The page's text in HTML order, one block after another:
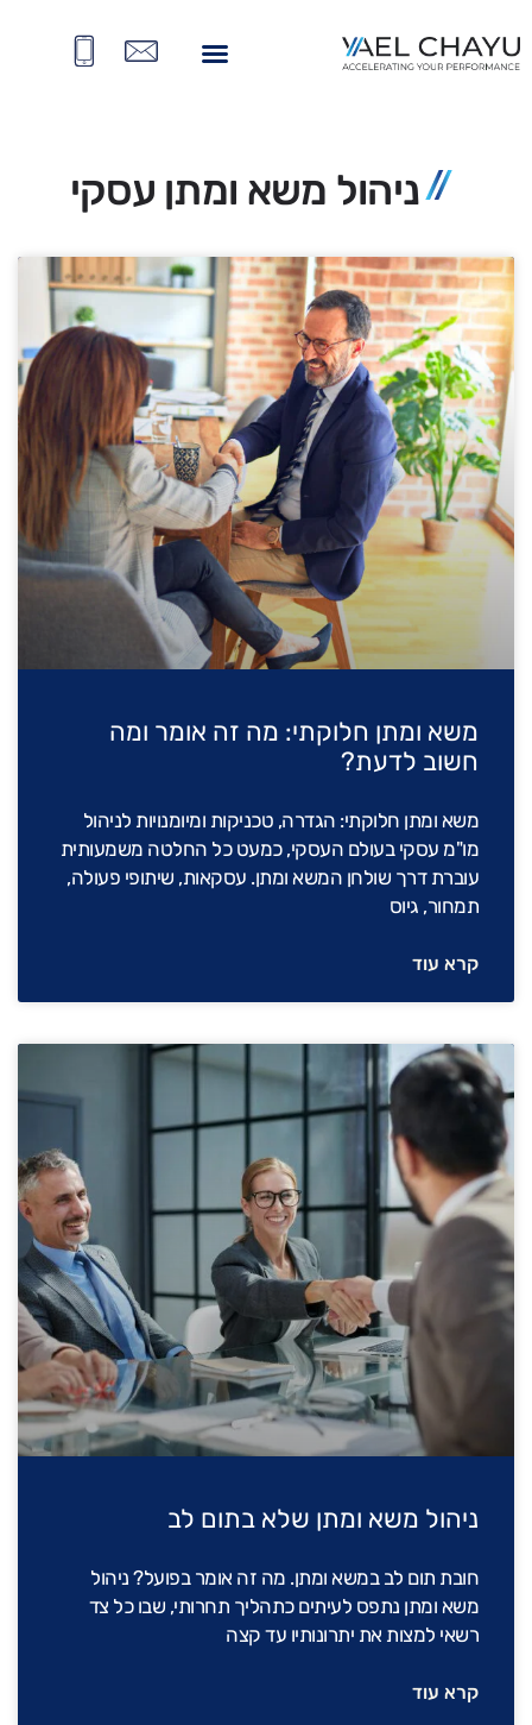
ניהול משא ומתן עסקי
משא ומתן חלוקתי: מה זה אומר ומה
חשוב לדעת?
משא ומתן חלוקתי: הגדרה, טכניקות ומיומנויות לניהול
מו"מ עסקי בעולם העסקי, כמעט כל החלטה משמעותית
עוברת דרך שולחן המשא ומתן. עסקאות, שיתופי פעולה,
תמחור, גיוס
קרא עוד
ניהול משא ומתן שלא בתום לב
חובת תום לב במשא ומתן. מה זה אומר בפועל? ניהול
משא ומתן נתפס לעיתים כתהליך תחרותי, שבו כל צד
רשאי למצות את יתרונותיו עד קצה
קרא עוד